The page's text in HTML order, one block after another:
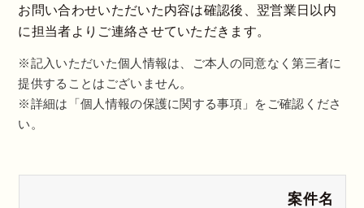
お問い合わせいただいた内容は確認後、翌営業日以内
に担当者よりご連絡させていただきます。
※記入いただいた個人情報は、ご本人の同意なく第三者に
提供することはございません。
※詳細は「個人情報の保護に関する事項」をご確認くださ
い。
案件名